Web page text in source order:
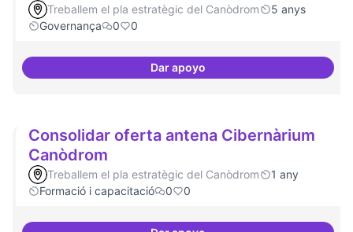
Treballem el pla estratègic del Canòdrom
5 anys
Governança
0 0
Dar apoyoConsolidació d'eixos clau
Consolidar oferta antena Cibernàrium
Canòdrom
Treballem el pla estratègic del Canòdrom
1 any
Formació i capacitació
0 0